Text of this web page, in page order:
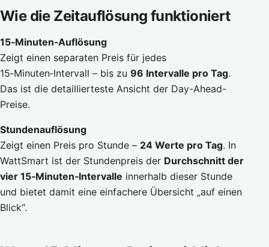
Wie die Zeitauflösung funktioniert
15‑Minuten‑Auflösung
Zeigt einen separaten Preis für jedes
15‑Minuten‑Intervall – bis zu 96 Intervalle pro Tag.
Das ist die detaillierteste Ansicht der Day-Ahead-
Preise.
Stundenauflösung
Zeigt einen Preis pro Stunde – 24 Werte pro Tag. In
WattSmart ist der Stundenpreis der Durchschnitt der
vier 15‑Minuten‑Intervalle innerhalb dieser Stunde
und bietet damit eine einfachere Übersicht „auf einen
Blick“.